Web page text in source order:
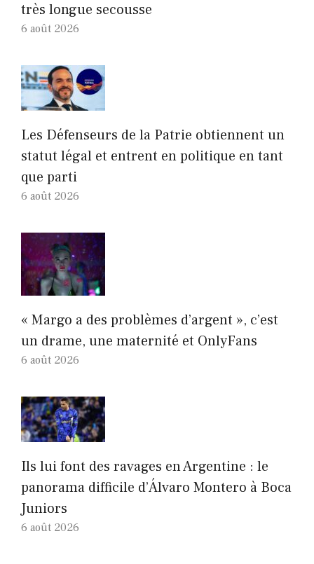
très longue secousse
6 août 2026
Les Défenseurs de la Patrie obtiennent un
statut légal et entrent en politique en tant
que parti
6 août 2026
« Margo a des problèmes d’argent », c’est
un drame, une maternité et OnlyFans
6 août 2026
Ils lui font des ravages en Argentine : le
panorama difficile d’Álvaro Montero à Boca
Juniors
6 août 2026